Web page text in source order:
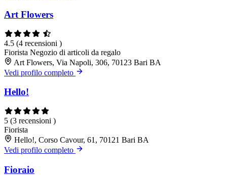
Art Flowers
4.5 (4 recensioni )
Fiorista Negozio di articoli da regalo
Art Flowers, Via Napoli, 306, 70123 Bari BA
Vedi profilo completo
Hello!
5 (3 recensioni )
Fiorista
Hello!, Corso Cavour, 61, 70121 Bari BA
Vedi profilo completo
Fioraio